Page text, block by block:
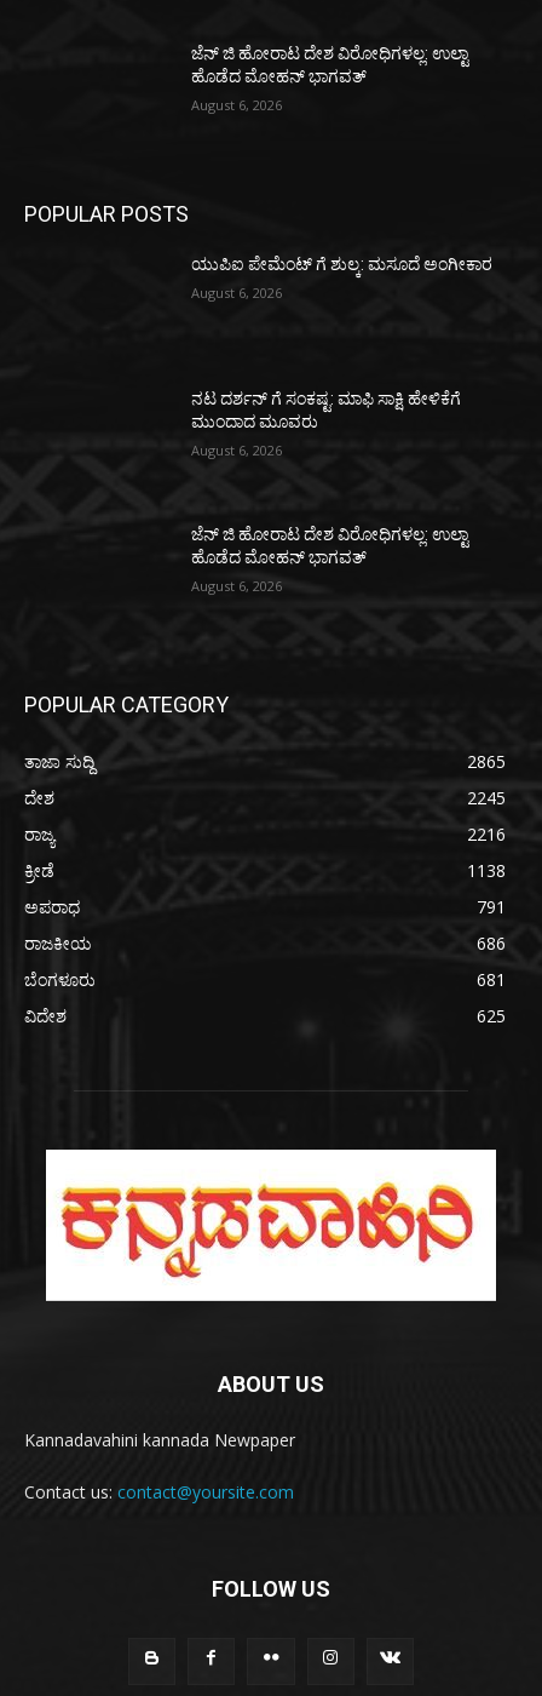
ಜೆನ್ ಜಿ ಹೋರಾಟ ದೇಶ ವಿರೋಧಿಗಳಲ್ಲ: ಉಲ್ಟಾ
ಹೊಡೆದ ಮೋಹನ್ ಭಾಗವತ್
August 6, 2026
POPULAR POSTS
ಯುಪಿಐ ಪೇಮೆಂಟ್ ಗೆ ಶುಲ್ಕ: ಮಸೂದೆ ಅಂಗೀಕಾರ
August 6, 2026
ನಟ ದರ್ಶನ್ ಗೆ ಸಂಕಷ್ಟ: ಮಾಫಿ ಸಾಕ್ಷಿ ಹೇಳಿಕೆಗೆ
ಮುಂದಾದ ಮೂವರು
August 6, 2026
ಜೆನ್ ಜಿ ಹೋರಾಟ ದೇಶ ವಿರೋಧಿಗಳಲ್ಲ: ಉಲ್ಟಾ
ಹೊಡೆದ ಮೋಹನ್ ಭಾಗವತ್
August 6, 2026
POPULAR CATEGORY
ತಾಜಾ ಸುದ್ದಿ
2865
ದೇಶ
2245
ರಾಜ್ಯ
2216
ಕ್ರೀಡೆ
1138
ಅಪರಾಧ
791
ರಾಜಕೀಯ
686
ಬೆಂಗಳೂರು
681
ವಿದೇಶ
625
ABOUT US
Kannadavahini kannada Newpaper
Contact us: contact@yoursite.com
FOLLOW US